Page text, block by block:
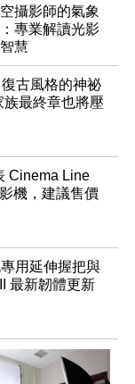
攝影師的氣象
專業解讀光影
慧
」登場
古風格的神祕
最終章也將壓
Cinema Line
機，建議售價
用延伸握把與
最新韌體更新